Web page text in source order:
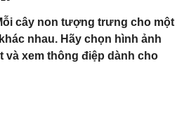
cây non tượng trưng cho một
nhau. Hãy chọn hình ảnh
và xem thông điệp dành cho